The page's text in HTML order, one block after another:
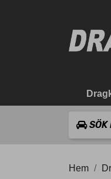
SÖK
Hem